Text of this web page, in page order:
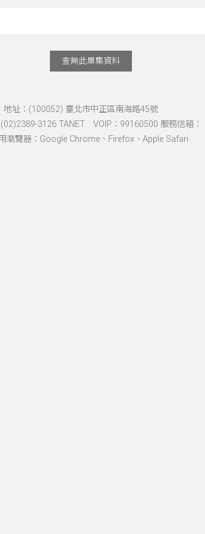
查無此單集資料
地址：(100052) 臺北市中正區南海路45號
3126 TANET VOIP：99160500 服務信箱：
瀏覽器：Google Chrome、Firefox、Apple Safari